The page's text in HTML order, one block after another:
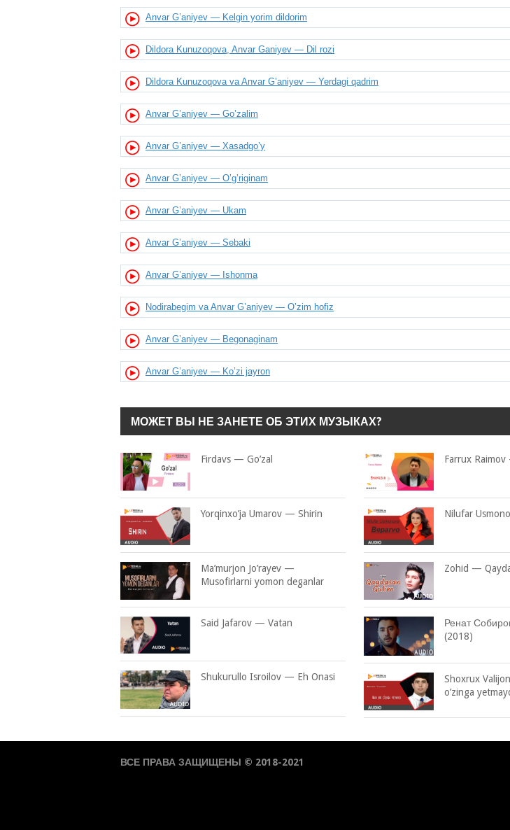
Anvar G’aniyev — Kelgin yorim dildorim
Dildora Kunuzoqova, Anvar Ganiyev — Dil rozi
Dildora Kunuzoqova va Anvar G’aniyev — Yerdagi qadrim
Anvar G’aniyev — Go’zalim
Anvar G’aniyev — Xasadgo’y
Anvar G’aniyev — O’g’riginam
Anvar G’aniyev — Ukam
Anvar G’aniyev — Sebaki
Anvar G’aniyev — Ishonma
Nodirabegim va Anvar G’aniyev — O’zim hofiz
Anvar G’aniyev — Begonaginam
Anvar G’aniyev — Ko’zi jayron
МОЖЕТ ВЫ НЕ ЗАНЕТЕ ОБ ЭТИХ МУЗЫКАХ?
Firdavs — Go’zal Farrux
Yorqinxo’ja Umarov — Shirin Nilufar
Ma’murjon Jo’rayev —
Musofirlarni yomon deganlar
Zohid —
Said Jafarov — Vatan
Ренат
(2018)
Shukurullo Isroilov — Eh Onasi
Shoxrux
o’zinga
ВСЕ ПРАВА ЗАЩИЩЕНЫ © 2018-2021